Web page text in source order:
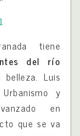
tiene
del río
Luis
y
en
que se va